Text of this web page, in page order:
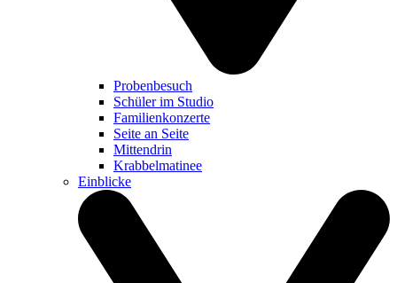
Probenbesuch
Schüler im Studio
Familienkonzerte
Seite an Seite
Mittendrin
Krabbelmatinee
Einblicke